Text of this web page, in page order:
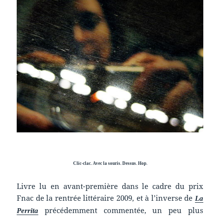
Clic-clac. Avec la souris. Dessus. Hop.
Livre lu en avant-première dans le cadre du prix
Fnac de la rentrée littéraire 2009, et à l’inverse de La
Perrita
précédemment commentée, un peu plus